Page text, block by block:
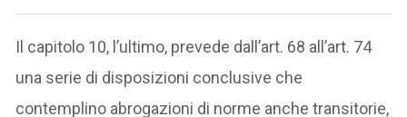
Il capitolo 10, l’ultimo, prevede dall’art. 68 all’art. 74
una serie di disposizioni conclusive che
contemplino abrogazioni di norme anche transitorie,